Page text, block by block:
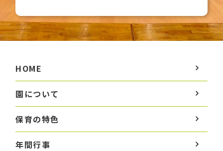
HOME
園について
保育の特色
年間行事